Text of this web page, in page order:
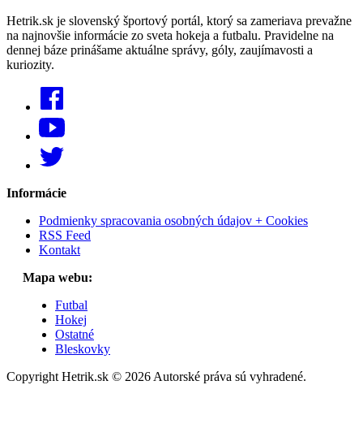
Hetrik.sk je slovenský športový portál, ktorý sa zameriava prevažne
na najnovšie informácie zo sveta hokeja a futbalu. Pravidelne na
dennej báze prinášame aktuálne správy, góly, zaujímavosti a
kuriozity.
Informácie
Podmienky spracovania osobných údajov + Cookies
RSS Feed
Kontakt
Mapa webu:
Futbal
Hokej
Ostatné
Bleskovky
Copyright Hetrik.sk © 2026 Autorské práva sú vyhradené.